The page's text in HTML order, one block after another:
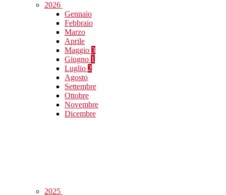
2026
Gennaio
Febbraio
Marzo
Aprile
Maggio 3
Giugno 1
Luglio 2
Agosto
Settembre
Ottobre
Novembre
Dicembre
2025